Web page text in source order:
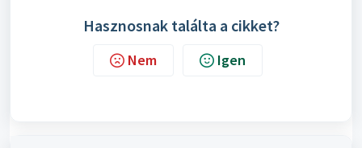
Hasznosnak találta a cikket?
Nem Igen